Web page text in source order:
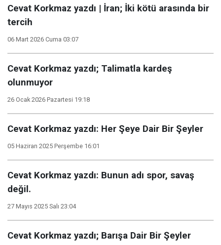
Cevat Korkmaz yazdı | İran; İki kötü arasında bir
tercih
06 Mart 2026 Cuma 03:07
Cevat Korkmaz yazdı; Talimatla kardeş
olunmuyor
26 Ocak 2026 Pazartesi 19:18
Cevat Korkmaz yazdı: Her Şeye Dair Bir Şeyler
05 Haziran 2025 Perşembe 16:01
Cevat Korkmaz yazdı: Bunun adı spor, savaş
değil.
27 Mayıs 2025 Salı 23:04
Cevat Korkmaz yazdı; Barışa Dair Bir Şeyler